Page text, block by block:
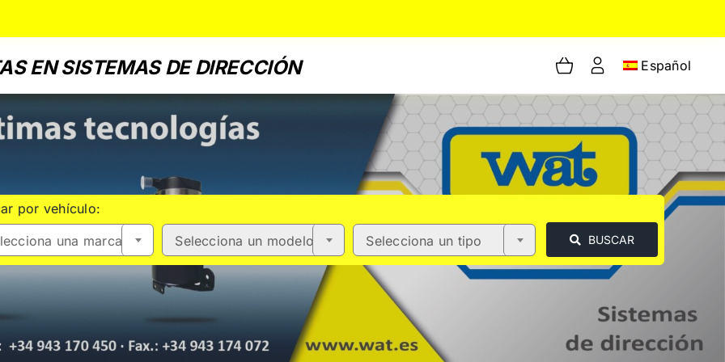
EN SISTEMAS DE DIRECCIÓN Español
por vehículo:
una marca Selecciona un modelo Selecciona un tipo BUSCAR